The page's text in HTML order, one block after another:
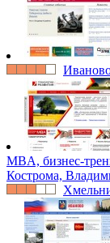
MBA, бизнес-
Кострома,